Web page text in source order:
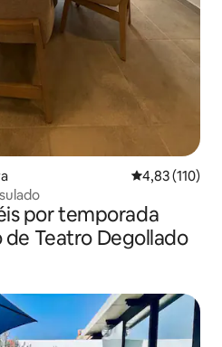
4,83 de uma
4,83 (110)
por temporada
Teatro Degollado